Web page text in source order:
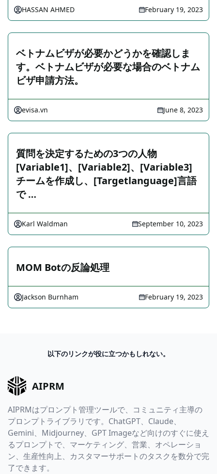
HASSAN AHMED February 19, 2023
ベトナムビザが必要かどうかを確認しま
す。ベトナムビザが必要な場合のベトナム
ビザ申請方法。
evisa.vn June 8, 2023
質問を決定するための3つの人物
[Variable1]、[Variable2]、[Variable3]
チームを作成し、[Targetlanguage]言語
で …
Karl Waldman September 10, 2023
MOM Botの反論処理
Jackson Burnham February 19, 2023
以下のリンクが役に立つかもしれない。
AIPRM
AIPRMはプロンプト管理ツールで、コミュニティ主導の
プロンプトライブラリです。ChatGPT、Claude、
Gemini、Midjourney、GPT Imageなど向けのすぐに使え
るプロンプトで、マーケティング、営業、オペレーショ
ン、生産性向上、カスタマーサポートのタスクを数分で完
了できます。